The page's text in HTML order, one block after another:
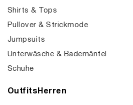
Shirts & Tops
Pullover & Strickmode
Jumpsuits
Unterwäsche & Bademäntel
Schuhe
OutfitsHerren